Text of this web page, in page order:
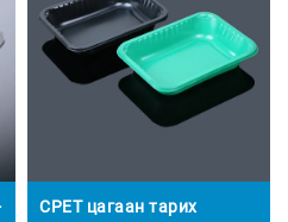
CPET цагаан тарих